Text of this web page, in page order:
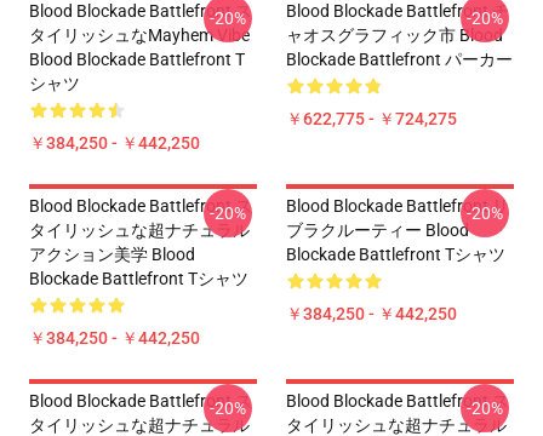
Blood Blockade Battlefront ス
タイリッシュなMayhem Vibe
Blood Blockade Battlefront T
シャツ
￥384,250 - ￥442,250
-20%
Blood Blockade Battlefront チ
ャオスグラフィック市 Blood
Blockade Battlefront パーカー
￥622,775 - ￥724,275
-20%
Blood Blockade Battlefront ス
タイリッシュな超ナチュラル
アクション美学 Blood
Blockade Battlefront Tシャツ
￥384,250 - ￥442,250
-20%
Blood Blockade Battlefront リ
ブラクルーティー Blood
Blockade Battlefront Tシャツ
￥384,250 - ￥442,250
-20%
Blood Blockade Battlefront ス
タイリッシュな超ナチュラル
-20%
Blood Blockade Battlefront ス
タイリッシュな超ナチュラル
-20%